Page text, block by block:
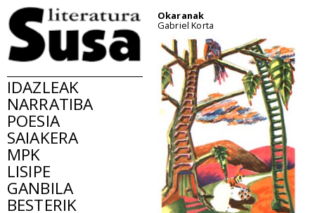
IDAZLEAK
NARRATIBA
POESIA
SAIAKERA
MPK
LISIPE
GANBILA
BESTERIK
Okaranak
Gabriel Korta